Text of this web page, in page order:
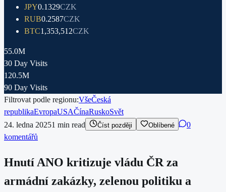
JPY0.1329CZK
RUB0.2587CZK
BTC1,353,512CZK
55.0M
30 Day Visits
120.5M
90 Day Visits
Filtrovat podle regionu:VšeČeská
republikaEvropaUSAČínaRuskoSvět
24. ledna 20251 min read Číst později Oblíbené
0
komentářů
Hnutí ANO kritizuje vládu ČR za
armádní zakázky, zelenou politiku a